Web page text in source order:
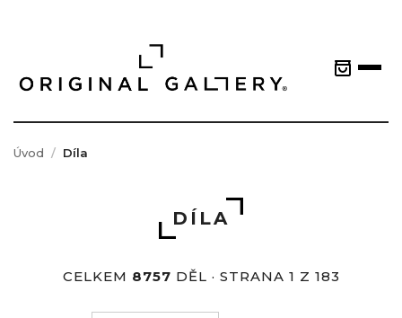
Úvod Díla
DÍLA
CELKEM 8757 DĚL · STRANA 1 Z 183